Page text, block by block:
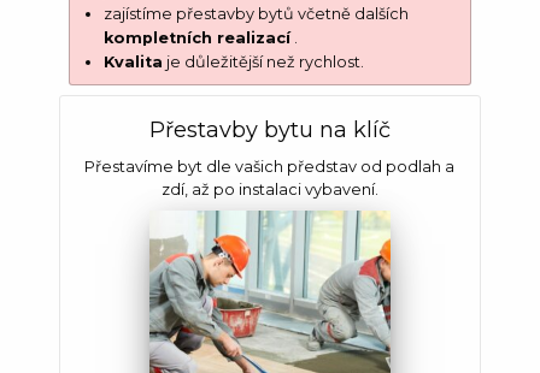
zajístíme přestavby bytů včetně dalších
kompletních realizací.
Kvalita je důležitější než rychlost.
Přestavby bytu na klíč
Přestavíme byt dle vašich představ od podlah a
zdí, až po instalaci vybavení.